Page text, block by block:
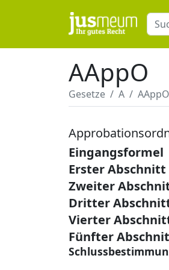
AAppO
Gesetze A AAppO
Eingangsformel
Erster Abschnitt
Zweiter
Dritter
Vierter
Fünfter